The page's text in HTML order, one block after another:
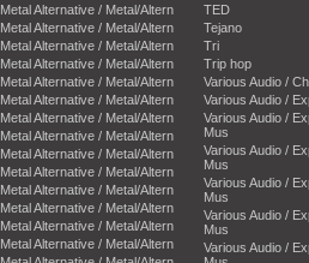
Metal Alternative / Metal/Altern
Metal Alternative / Metal/Altern
Metal Alternative / Metal/Altern
Metal Alternative / Metal/Altern
Metal Alternative / Metal/Altern
Metal Alternative / Metal/Altern
Metal Alternative / Metal/Altern
Metal Alternative / Metal/Altern
Metal Alternative / Metal/Altern
Metal Alternative / Metal/Altern
Metal Alternative / Metal/Altern
Metal Alternative / Metal/Altern
Metal Alternative / Metal/Altern
Metal Alternative / Metal/Altern
TED
Tejano
Tri
Trip hop
Various Audio /
Various Audio /
Various Audio /
Mus
Various Audio /
Mus
Various Audio /
Mus
Various Audio /
Mus
Various Audio /